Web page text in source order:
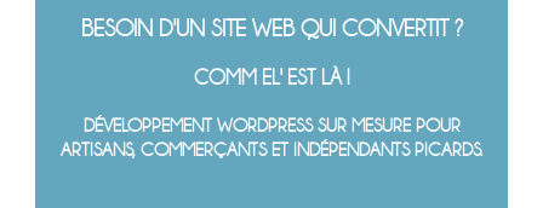
BESOIN D'UN SITE WEB QUI CONVERTIT ?
COMM EL' EST LÀ !
DÉVELOPPEMENT WORDPRESS SUR MESURE POUR
ARTISANS, COMMERÇANTS ET INDÉPENDANTS PICARDS.